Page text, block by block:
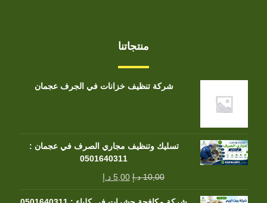
منتجاتنا
شركة تنظيف خزانات في الجرف عجمان
تسليك وتنظيف مجاري الصرف في عجمان :
0501640311
10,00 د.إ 5,00 د.إ